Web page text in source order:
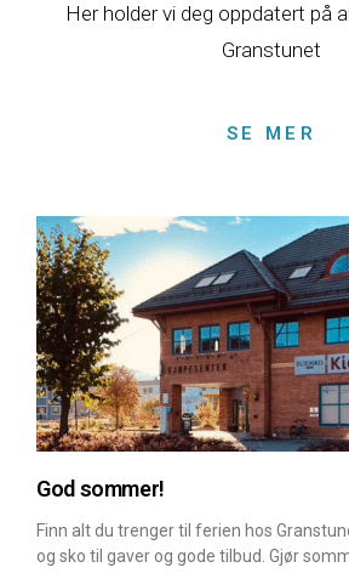
Her holder vi deg oppdatert på
Granstunet
SE MER
God sommer!
Finn alt du trenger til ferien hos
og sko til gaver og gode tilbud. Gjør